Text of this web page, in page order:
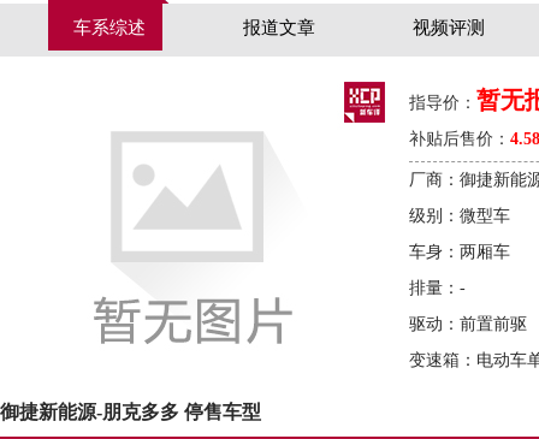
车系综述 报道文章 视频评测
指导价： 暂无
补贴后售价：
厂商：御捷新能
级别：微型车
车身：两厢车
排量：-
驱动：前置前驱
变速箱：电动车
御捷新能源-朋克多多 停售车型